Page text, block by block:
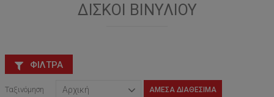
ΔΊΣΚΟΙ ΒΙΝΥΛΊΟΥ
ΦΊΛΤΡΑ
Ταξινόμηση ΆΜΕΣΑ ΔΙΑΘΈΣΙΜΑ